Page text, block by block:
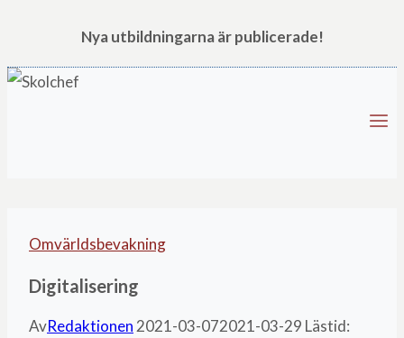
content
Nya utbildningarna är publicerade!
Omvärldsbevakning
Digitalisering
AvRedaktionen 2021-03-072021-03-29 Lästid: